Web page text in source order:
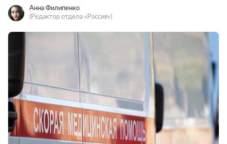
Анна Филипенко
(Редактор отдела «Россия»)